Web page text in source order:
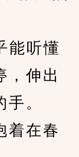
听懂
，伸出
。
在春